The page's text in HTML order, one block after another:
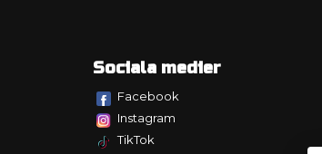
Sociala medier
Facebook
Instagram
TikTok